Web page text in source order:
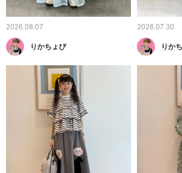
2026.08.07
りかちょび
2026.07.30
りか